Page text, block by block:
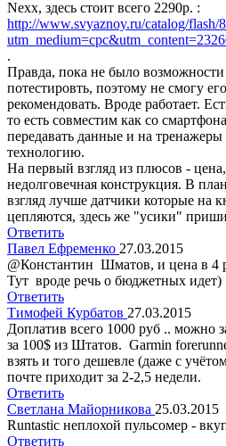
Nexx, здесь стоит всего 2290р. :
http://www.svyaznoy.ru/catalog/flash/
.
Правда, пока не было
потестировть, поэтому не смогу
рекомендовать. Вроде работает.
то есть совместим как со
передавать данные и на
технологию.
На первый взгляд из плюсов -
недолговечная конструкция. В
взгляд лучше датчики которые на
цепляются, здесь же "усики"
Ответить
Павел Ефременко 27.03.2015
@Константин Шматов, и цена в 4
Тут вроде речь о бюджетных идет)
Ответить
Тимофей Курбатов 27.03.2015
Доплатив всего 1000 руб .. можно
за 100$ из Штатов. Garmin
взять и того дешевле (даже с
почте приходит за 2-2,5 недели.
Ответить
Светлана Майорникова 25.03.2015
Runtastic неплохой пульсомер -
Ответить